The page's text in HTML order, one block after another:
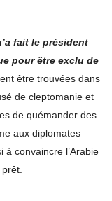
fait le président
pour être exclu de
être trouvées dans
de cleptomanie et
de quémander des
aux diplomates
à convaincre l’Arabie